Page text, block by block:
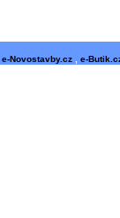
e-Novostavby.cz e-